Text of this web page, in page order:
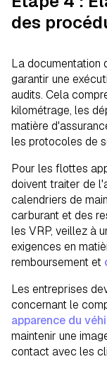
des
La documentation
garantir une
audits. Cela
kilométrage, les
matière
les protocoles de
Pour les flottes
doivent traiter de
calendriers de
carburant et des
les VRP, veillez à
exigences en
remboursement et
Les entreprises
concernant le
apparence du
maintenir une
contact avec les